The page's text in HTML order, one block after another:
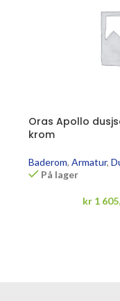
Oras Apollo
krom
Baderom, Armatur,
På lager
kr1